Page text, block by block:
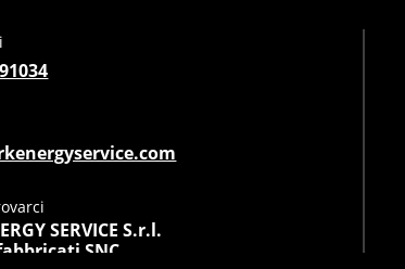
SERVICE S.r.l.
SNC,